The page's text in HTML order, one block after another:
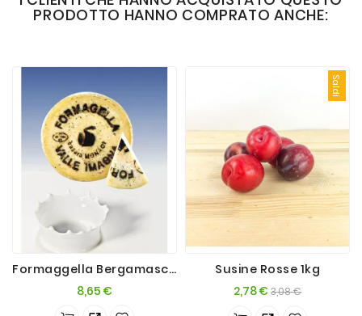
PRODOTTO HANNO COMPRATO ANCHE:
Formaggella Bergamasca Morbida 500g
8,65 €Prezzo
Saldi
Susine Rosse 1kg
2,78 €Prezzo
3,08 €Prezzo